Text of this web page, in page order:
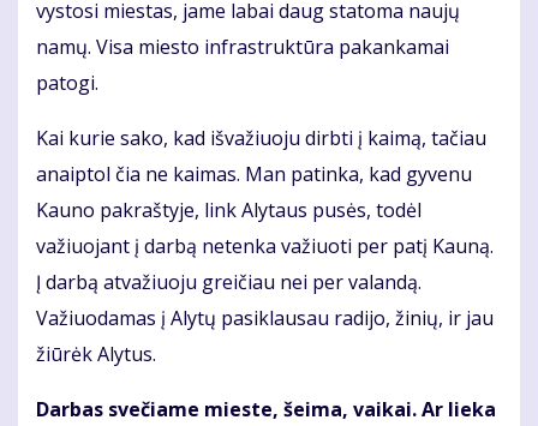
vystosi miestas, jame labai daug statoma naujų
namų. Visa miesto infrastruktūra pakankamai
patogi.
Kai kurie sako, kad išvažiuoju dirbti į kaimą, tačiau
anaiptol čia ne kaimas. Man patinka, kad gyvenu
Kauno pakraštyje, link Alytaus pusės, todėl
važiuojant į darbą netenka važiuoti per patį Kauną.
Į darbą atvažiuoju greičiau nei per valandą.
Važiuodamas į Alytų pasiklausau radijo, žinių, ir jau
žiūrėk Alytus.
Darbas svečiame mieste, šeima, vaikai. Ar lieka